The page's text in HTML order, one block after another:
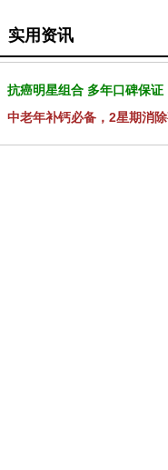
实用资讯
抗癌明星组合 多年口碑保
中老年补钙必备，2星期消